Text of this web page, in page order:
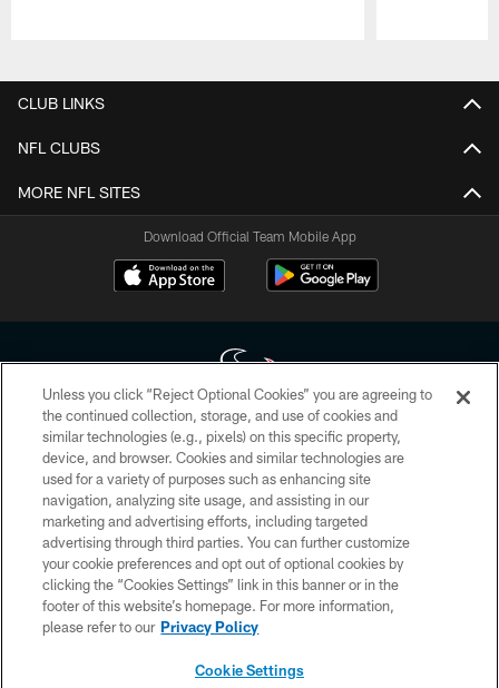
CLUB LINKS
NFL CLUBS
MORE NFL SITES
Download Official Team Mobile App
Copyright © 2026 Houston Texans. All rights reserved. No portion of
HoustonTexans.com may be duplicated, redistributed or manipulated in any
form. By accessing any information beyond this page, you agree to abide by
the HoustonTexans.com Privacy Policy, Code of Conduct, and Terms and
Conditions.
PRIVACY POLICY
ACCESSIBILITY
CONTACT US
Unless you click “Reject Optional Cookies” you are agreeing to
the continued collection, storage, and use of cookies and
similar technologies (e.g., pixels) on this specific property,
device, and browser. Cookies and similar technologies are
used for a variety of purposes such as enhancing site
navigation, analyzing site usage, and assisting in our
marketing and advertising efforts, including targeted
advertising through third parties. You can further customize
your cookie preferences and opt out of optional cookies by
clicking the “Cookies Settings” link in this banner or in the
footer of this website’s homepage. For more information,
please refer to our Privacy Policy
Cookie Settings